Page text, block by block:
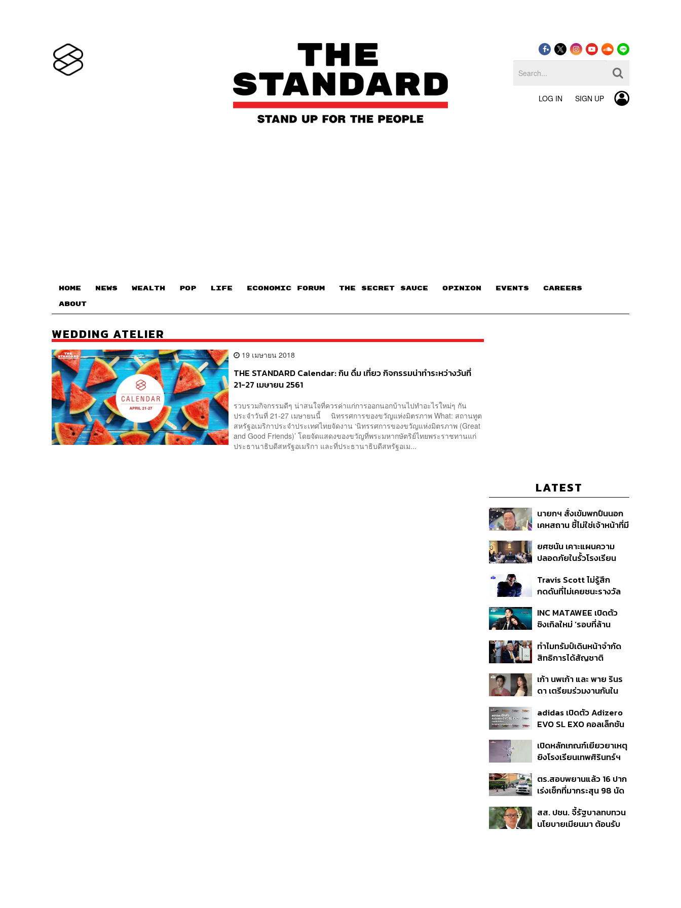
LOG IN SIGN UP
HOME NEWS WEALTH POP LIFE ECONOMIC FORUM THE SECRET SAUCE​ OPINION EVENTS CAREERS
ABOUT
WEDDING ATELIER
19 เมษายน 2018
THE STANDARD Calendar: กิน ดื่ม เที่ยว กิจกรรมน่าทำระหว่างวันที่
21-27 เมษายน 2561
รวบรวมกิจกรรมดีๆ น่าสนใจที่ควรค่าแก่การออกนอกบ้านไปทำอะไรใหม่ๆ กัน
ประจำวันที่ 21-27 เมษายนนี้ นิทรรศการของขวัญแห่งมิตรภาพ What: สถานทูต
สหรัฐอเมริกาประจำประเทศไทยจัดงาน ‘นิทรรศการของขวัญแห่งมิตรภาพ (Great
and Good Friends)’ โดยจัดแสดงของขวัญที่พระมหากษัตริย์ไทยพระราชทานแก่
ประธานาธิบดีสหรัฐอเมริกา และที่ประธานาธิบดีสหรัฐอเม...
LATEST
นายกฯ สั่งเข้มพกปืนนอก
เคหสถาน ชี้ไม่ใช่เจ้าหน้าที่มี
ก่อเหตุ เจ้าของร่วมรับผิด
ยศชนัน เคาะแผนความ
ปลอดภัยในรั้วโรงเรียน
ดูแล-คุมเข้มคัดกรองสิ่ง
ผิดกฎหมาย
Travis Scott ไม่รู้สึก
กดดันที่ไม่เคยชนะรางวัล
แล้ว 10 ครั้ง
INC MATAWEE เปิดตัว
ซิงเกิลใหม่ ‘รอบที่ล้าน
มาแสดงในมิวสิกวิดีโอ
ทำไมทรัมป์เดินหน้าจำกัด
สิทธิการได้สัญชาติ
แม้ศาลสูงสุดเคยตัดสิน
คัดค้าน
เก้า นพเก้า และ พาย รินร
ดา เตรียมร่วมงานกันใน
Taste In Time’
adidas เปิดตัว Adizero
EVO SL EXO คอลเล็กชัน
Football
เปิดหลักเกณฑ์เยียวยาเหตุ
ยิงโรงเรียนเทพศิรินทร์ฯ
เจ็บสูงสุด 1 แสน เยียวยา
จิตใจ 5 ระดับ
ตร.สอบพยานแล้ว 16 ปาก
เร่งเช็กที่มากระสุน 98 นัด
ปากคำ
สส. ปชน. จี้รัฐบาลทบทวน
นโยบายเมียนมา ต้อนรับ